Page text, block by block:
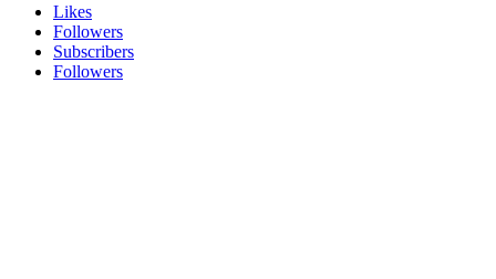
Likes
Followers
Subscribers
Followers